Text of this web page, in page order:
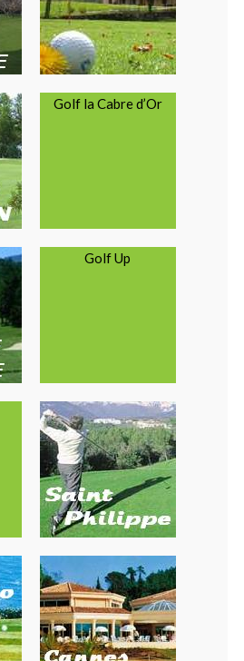
Golf la Cabre d’Or
Golf Up